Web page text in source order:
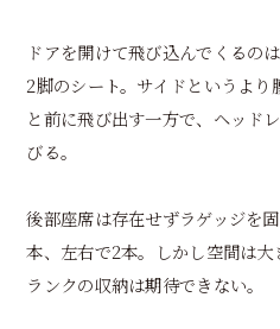
ドアを開けて飛び込んでくるの
2脚のシート。サイドというより
と前に飛び出す一方で、ヘッド
びる。
後部座席は存在せずラゲッジを
本、左右で2本。しかし空間は
ランクの収納は期待できない。